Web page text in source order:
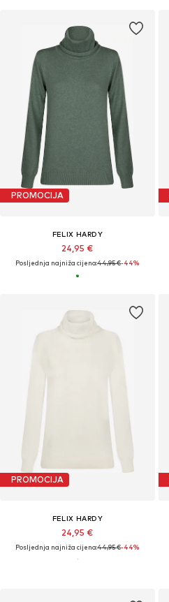
PROMOCIJA
FELIX HARDY
24,95 €
Posljednja najniža cijena:44,95 €-44%
PROMOCIJA
FELIX HARDY
24,95 €
Posljednja najniža cijena:44,95 €-44%